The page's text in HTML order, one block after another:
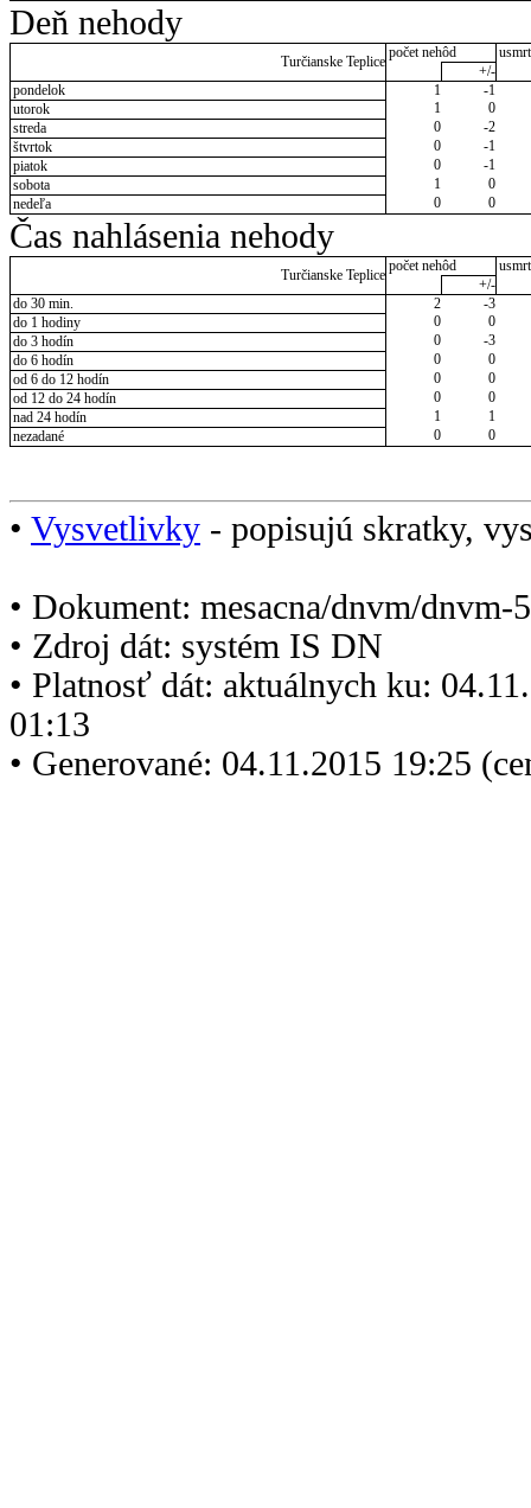
Deň nehody
Turčianske Teplice
počet nehôd
+/-
pondelok
1
-1
utorok
1
0
streda
0
-2
štvrtok
0
-1
piatok
0
-1
sobota
1
0
nedeľa
0 0
Čas nahlásenia nehody
Turčianske Teplice
počet nehôd
+/-
do 30 min.
2
-3
do 1 hodiny
0
0
do 3 hodín
0
-3
do 6 hodín
0
0
od 6 do 12 hodín
0
0
od 12 do 24 hodín
0
0
nad 24 hodín
1
1
nezadané
0 0
• Vysvetlivky - popisujú skratky,
• Dokument: mesacna/dnvm/dnvm-
• Zdroj dát: systém IS DN
• Platnosť dát: aktuálnych ku:
01:13
• Generované: 04.11.2015 19:25